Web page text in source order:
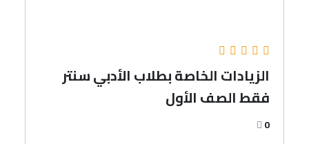
الزيادات الخاصة بطلاب الأدبي سنتر
فقط الصف الأول
0